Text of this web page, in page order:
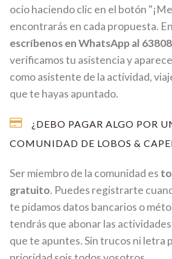
ocio haciendo clic en el botón
encontrarás en cada propuesta.
escríbenos en WhatsApp al
verificamos tu asistencia y
como asistente de la actividad,
que te hayas apuntado.
¿DEBO PAGAR ALGO POR
COMUNIDAD DE LOBOS &
Ser miembro de la comunidad es
gratuito. Puedes registrarte
te pidamos datos bancarios o
tendrás que abonar las
que te apuntes. Sin trucos ni letra